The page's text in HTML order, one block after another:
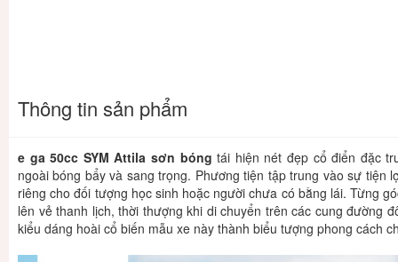
Thông tin sản phẩm
e ga 50cc SYM Attila sơn bóng tái hiện nét đẹp cổ điển đặc
ngoài bóng bẩy và sang trọng. Phương tiện tập trung vào sự tiện
riêng cho đối tượng học sinh hoặc người chưa có bằng lái. Từng
lên vẻ thanh lịch, thời thượng khi di chuyển trên các cung đường
kiểu dáng hoài cổ biến mẫu xe này thành biểu tượng phong cách